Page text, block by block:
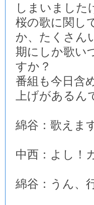
しまいました
桜の歌に関し
か、たくさん
期にしか歌い
すか？
番組も今日含
上げがある
綿谷：歌えま
中西：よし！
綿谷：うん、